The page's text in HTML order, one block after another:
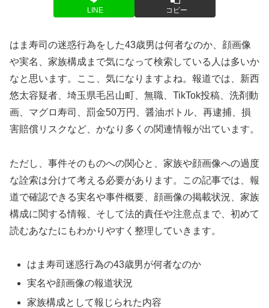
LINE コピー
はま寿司の迷惑行為をした43歳男は何者なのか、顔画像
や実名、家族構成まで気になって検索している人は多いか
なと思います。ここ、気になりますよね。報道では、新西
悠太容疑者、埼玉県毛呂山町、無職、TikTok投稿、洗剤動
画、マグロ寿司、罰金50万円、醤油ボトル、再逮捕、損
害賠償リスクなど、かなり多くの関連情報が出ています。
ただし、事件そのものへの関心と、家族や顔画像への過度
な詮索は分けて考える必要があります。この記事では、報
道で確認できる実名や事件概要、顔画像の掲載状況、家族
構成に関する情報、そして法的責任や注意点まで、初めて
読むあなたにもわかりやすく整理していきます。
はま寿司迷惑行為の43歳男が何者なのか
実名や顔画像の報道状況
家族構成として報じられた内容